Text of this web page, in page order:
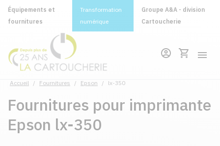
Équipements et
fournitures
Transformation
numérique
Groupe A&A - division
Cartoucherie
Accueil / Fournitures / Epson / lx-350
Fournitures pour imprimante
Epson lx-350